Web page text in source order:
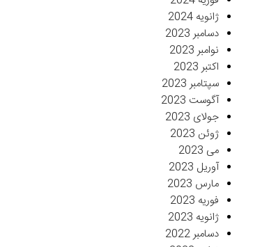
ژانویه 2024
دسامبر 2023
نوامبر 2023
اکتبر 2023
سپتامبر 2023
آگوست 2023
جولای 2023
ژوئن 2023
می 2023
آوریل 2023
مارس 2023
فوریه 2023
ژانویه 2023
دسامبر 2022